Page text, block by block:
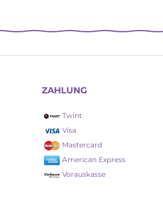
ZAHLUNG
Twint
Visa
Mastercard
American Express
Vorauskasse